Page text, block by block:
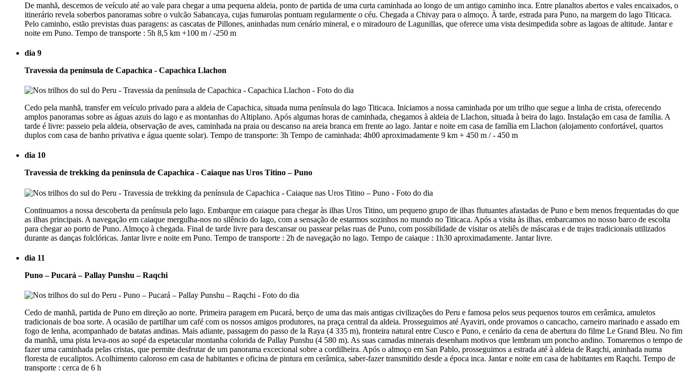
De manhã, descemos de veículo até ao vale para chegar a uma pequena aldeia, ponto de partida de uma curta caminhada ao longo de um antigo caminho inca. Entre planaltos abertos e vales encaixados, o
itinerário revela soberbos panoramas sobre o vulcão Sabancaya, cujas fumarolas pontuam regularmente o céu. Chegada a Chivay para o almoço. À tarde, estrada para Puno, na margem do lago Titicaca.
Pelo caminho, estão previstas duas paragens: as cascatas de Pillones, aninhadas num cenário mineral, e o miradouro de Lagunillas, que oferece uma vista desimpedida sobre as lagoas de altitude. Jantar e
noite em Puno. Tempo de transporte : 5h 8,5 km +100 m / -250 m
dia 9
Travessia da península de Capachica - Capachica Llachon
Cedo pela manhã, transfer em veículo privado para a aldeia de Capachica, situada numa península do lago Titicaca. Iniciamos a nossa caminhada por um trilho que segue a linha de crista, oferecendo
amplos panoramas sobre as águas azuis do lago e as montanhas do Altiplano. Após algumas horas de caminhada, chegamos à aldeia de Llachon, situada à beira do lago. Instalação em casa de família. A
tarde é livre: passeio pela aldeia, observação de aves, caminhada na praia ou descanso na areia branca em frente ao lago. Jantar e noite em casa de família em Llachon (alojamento confortável, quartos
duplos com casa de banho privativa e água quente solar). Tempo de transporte: 3h Tempo de caminhada: 4h00 aproximadamente 9 km + 450 m / - 450 m
dia 10
Travessia de trekking da península de Capachica - Caiaque nas Uros Titino – Puno
Continuamos a nossa descoberta da península pelo lago. Embarque em caiaque para chegar às ilhas Uros Titino, um pequeno grupo de ilhas flutuantes afastadas de Puno e bem menos frequentadas do que
as ilhas principais. A navegação em caiaque mergulha-nos no silêncio do lago, com a sensação de estarmos sozinhos no mundo no Titicaca. Após a visita às ilhas, embarcamos no nosso barco de escolta
para chegar ao porto de Puno. Almoço à chegada. Final de tarde livre para descansar ou passear pelas ruas de Puno, com possibilidade de visitar os ateliês de máscaras e de trajes tradicionais utilizados
durante as danças folclóricas. Jantar livre e noite em Puno. Tempo de transporte : 2h de navegação no lago. Tempo de caiaque : 1h30 aproximadamente. Jantar livre.
dia 11
Puno – Pucará – Pallay Punshu – Raqchi
Cedo de manhã, partida de Puno em direção ao norte. Primeira paragem em Pucará, berço de uma das mais antigas civilizações do Peru e famosa pelos seus pequenos touros em cerâmica, amuletos
tradicionais de boa sorte. A ocasião de partilhar um café com os nossos amigos produtores, na praça central da aldeia. Prosseguimos até Ayaviri, onde provamos o cancacho, carneiro marinado e assado em
fogo de lenha, acompanhado de batatas andinas. Mais adiante, passagem do passo de la Raya (4 335 m), fronteira natural entre Cusco e Puno, e cenário da cena de abertura do filme Le Grand Bleu. No fim
da manhã, uma pista leva-nos ao sopé da espetacular montanha colorida de Pallay Punshu (4 580 m). As suas camadas minerais desenham motivos que lembram um poncho andino. Tomaremos o tempo de
fazer uma caminhada pelas cristas, que permite desfrutar de um panorama excecional sobre a cordilheira. Após o almoço em San Pablo, prosseguimos a estrada até à aldeia de Raqchi, aninhada numa
floresta de eucaliptos. Acolhimento caloroso em casa de habitantes e oficina de pintura em cerâmica, saber-fazer transmitido desde a época inca. Jantar e noite em casa de habitantes em Raqchi. Tempo de
transporte : cerca de 6 h